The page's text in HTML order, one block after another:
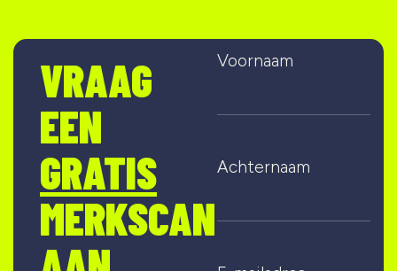
VRAAG
EEN
GRATIS
MERKSCAN
Voornaam
Achternaam